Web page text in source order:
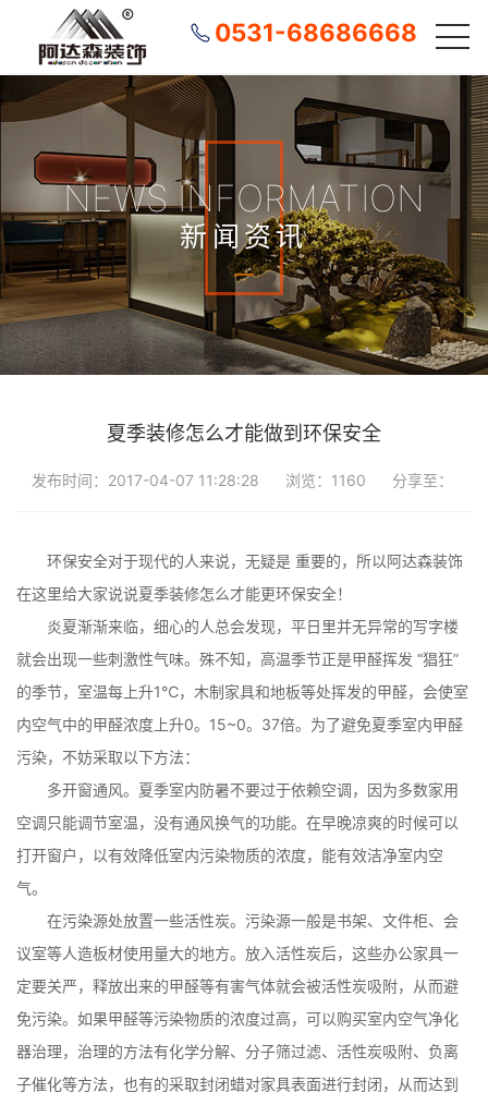
0531-68686668
NEWS INFORMATION
新闻资讯
夏季装修怎么才能做到环保安全
发布时间：2017-04-07 11:28:28 浏览：1160 分享至：
环保安全对于现代的人来说，无疑是 重要的，所以阿达森装饰
在这里给大家说说夏季装修怎么才能更环保安全！
炎夏渐渐来临，细心的人总会发现，平日里并无异常的写字楼
就会出现一些刺激性气味。殊不知，高温季节正是甲醛挥发 “猖狂”
的季节，室温每上升1℃，木制家具和地板等处挥发的甲醛，会使室
内空气中的甲醛浓度上升0。15~0。37倍。为了避免夏季室内甲醛
污染，不妨采取以下方法：
多开窗通风。夏季室内防暑不要过于依赖空调，因为多数家用
空调只能调节室温，没有通风换气的功能。在早晚凉爽的时候可以
打开窗户，以有效降低室内污染物质的浓度，能有效洁净室内空
气。
在污染源处放置一些活性炭。污染源一般是书架、文件柜、会
议室等人造板材使用量大的地方。放入活性炭后，这些办公家具一
定要关严，释放出来的甲醛等有害气体就会被活性炭吸附，从而避
免污染。如果甲醛等污染物质的浓度过高，可以购买室内空气净化
器治理，治理的方法有化学分解、分子筛过滤、活性炭吸附、负离
子催化等方法，也有的采取封闭蜡对家具表面进行封闭，从而达到